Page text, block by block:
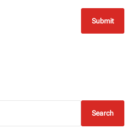
Search